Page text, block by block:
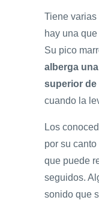
Tiene
hay una
Su pico
alberga
superior de
cuando la
Los
por su
que puede
seguidos.
sonido que